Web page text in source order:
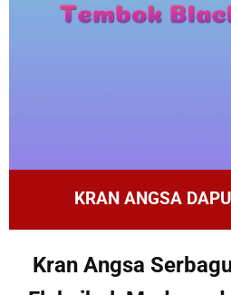
KRAN ANGSA
Kran Angsa